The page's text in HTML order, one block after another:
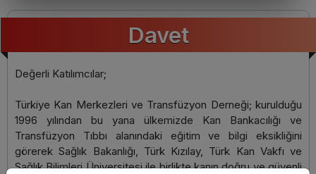
Davet
Değerli Katılımcılar;
Türkiye Kan Merkezleri ve Transfüzyon Derneği; kurulduğu
1996 yılından bu yana ülkemizde Kan Bankacılığı ve
Transfüzyon Tıbbı alanındaki eğitim ve bilgi eksikliğini
görerek Sağlık Bakanlığı, Türk Kızılay, Türk Kan Vakfı ve
Sağlık Bilimleri Üniversitesi ile birlikte kanın doğru ve güvenli